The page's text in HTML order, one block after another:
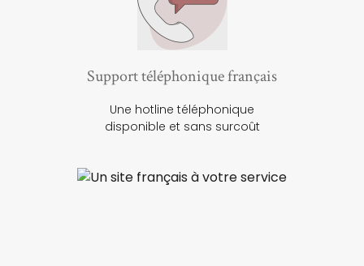
Support téléphonique français
Une hotline téléphonique
disponible et sans surcoût